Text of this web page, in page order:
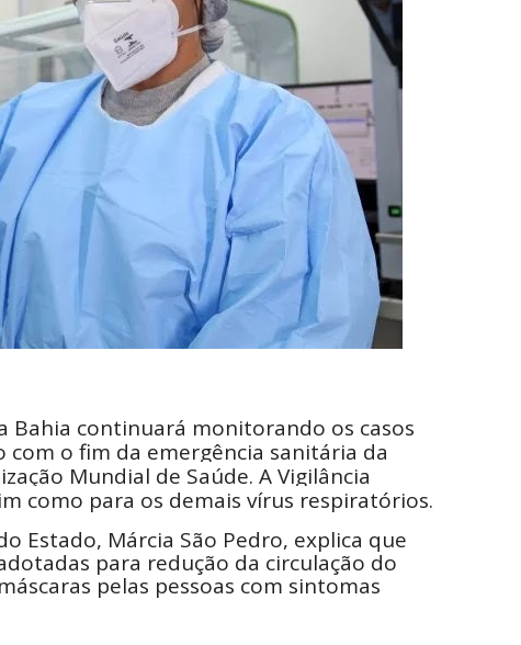
Bahia continuará monitorando os casos
com o fim da emergência sanitária da
Mundial de Saúde. A Vigilância
como para os demais vírus respiratórios.
Estado, Márcia São Pedro, explica que
para redução da circulação do
pelas pessoas com sintomas